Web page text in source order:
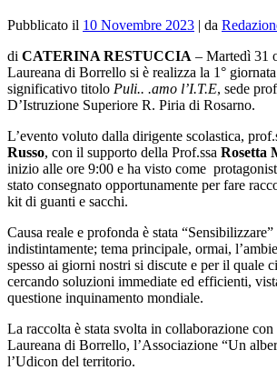
Pubblicato il 10 Novembre 2023 | da
di CATERINA RESTUCCIA – Martedì 31
Laureana di Borrello si è realizza la 1°
significativo titolo Puli.. .amo l’I.T.E, sede
D’Istruzione Superiore R. Piria di Rosarno.
L’evento voluto dalla dirigente scolastica,
Russo, con il supporto della Prof.ssa Rosetta
inizio alle ore 9:00 e ha visto come
stato consegnato opportunamente per fare
kit di guanti e sacchi.
Causa reale e profonda è stata
indistintamente; tema principale, ormai,
spesso ai giorni nostri si discute e per il quale
cercando soluzioni immediate ed efficienti,
questione inquinamento mondiale.
La raccolta è stata svolta in collaborazione
Laureana di Borrello, l’Associazione “Un
l’Udicon del territorio.